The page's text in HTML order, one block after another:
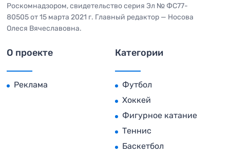
Роскомнадзором, свидетельство серия Эл № ФС77-
80505 от 15 марта 2021 г. Главный редактор — Носова
Олеся Вячеславовна.
О проекте
Реклама
Категории
Футбол
Хоккей
Фигурное катание
Теннис
Баскетбол